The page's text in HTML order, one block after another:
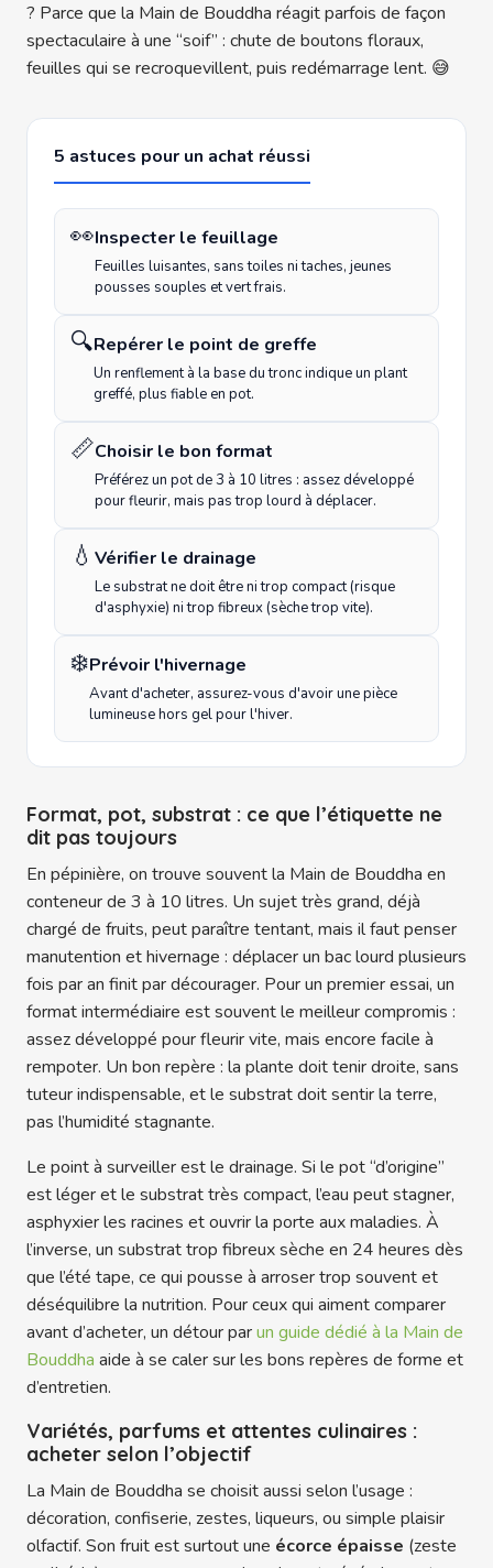
? Parce que la Main de Bouddha réagit parfois de façon
spectaculaire à une “soif” : chute de boutons floraux,
feuilles qui se recroquevillent, puis redémarrage lent. 😅
5 astuces pour un achat réussi
👀Inspecter le feuillage
Feuilles luisantes, sans toiles ni taches, jeunes
pousses souples et vert frais.
🔍Repérer le point de greffe
Un renflement à la base du tronc indique un plant
greffé, plus fiable en pot.
📏Choisir le bon format
Préférez un pot de 3 à 10 litres : assez développé
pour fleurir, mais pas trop lourd à déplacer.
💧 Vérifier le drainage
Le substrat ne doit être ni trop compact (risque
d'asphyxie) ni trop fibreux (sèche trop vite).
❄️Prévoir l'hivernage
Avant d'acheter, assurez-vous d'avoir une pièce
lumineuse hors gel pour l'hiver.
Format, pot, substrat : ce que l’étiquette ne
dit pas toujours
En pépinière, on trouve souvent la Main de Bouddha en
conteneur de 3 à 10 litres. Un sujet très grand, déjà
chargé de fruits, peut paraître tentant, mais il faut penser
manutention et hivernage : déplacer un bac lourd plusieurs
fois par an finit par décourager. Pour un premier essai, un
format intermédiaire est souvent le meilleur compromis :
assez développé pour fleurir vite, mais encore facile à
rempoter. Un bon repère : la plante doit tenir droite, sans
tuteur indispensable, et le substrat doit sentir la terre,
pas l’humidité stagnante.
Le point à surveiller est le drainage. Si le pot “d’origine”
est léger et le substrat très compact, l’eau peut stagner,
asphyxier les racines et ouvrir la porte aux maladies. À
l’inverse, un substrat trop fibreux sèche en 24 heures dès
que l’été tape, ce qui pousse à arroser trop souvent et
déséquilibre la nutrition. Pour ceux qui aiment comparer
avant d’acheter, un détour parun guide dédié à la Main de
Bouddha aide à se caler sur les bons repères de forme et
d’entretien.
Variétés, parfums et attentes culinaires :
acheter selon l’objectif
La Main de Bouddha se choisit aussi selon l’usage :
décoration, confiserie, zestes, liqueurs, ou simple plaisir
olfactif. Son fruit est surtout une écorce épaisse (zeste